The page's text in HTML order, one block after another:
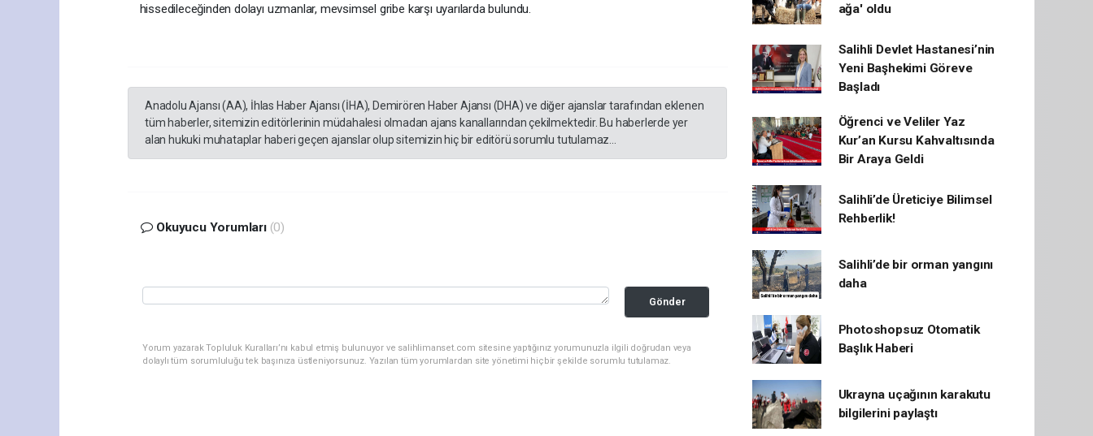
hissedileceğinden dolayı uzmanlar, mevsimsel gribe karşı uyarılarda bulundu.
Anadolu Ajansı (AA), İhlas Haber Ajansı (İHA), Demirören Haber Ajansı (DHA) ve diğer ajanslar tarafından eklenen
tüm haberler, sitemizin editörlerinin müdahalesi olmadan ajans kanallarından çekilmektedir. Bu haberlerde yer
alan hukuki muhataplar haberi geçen ajanslar olup sitemizin hiç bir editörü sorumlu tutulamaz...
Okuyucu Yorumları (0)
Gönder
Yorum yazarak Topluluk Kuralları’nı kabul etmiş bulunuyor ve salihlimanset.com sitesine yaptığınız yorumunuzla ilgili doğrudan veya
dolaylı tüm sorumluluğu tek başınıza üstleniyorsunuz. Yazılan tüm yorumlardan site yönetimi hiçbir şekilde sorumlu tutulamaz.
ağa' oldu
Salihli Devlet Hastanesi’nin
Yeni Başhekimi Göreve
Başladı
Öğrenci ve Veliler Yaz
Kur’an Kursu Kahvaltısında
Bir Araya Geldi
Salihli’de Üreticiye Bilimsel
Rehberlik!
Salihli’de bir orman yangını
daha
Photoshopsuz Otomatik
Başlık Haberi
Ukrayna uçağının karakutu
bilgilerini paylaştı